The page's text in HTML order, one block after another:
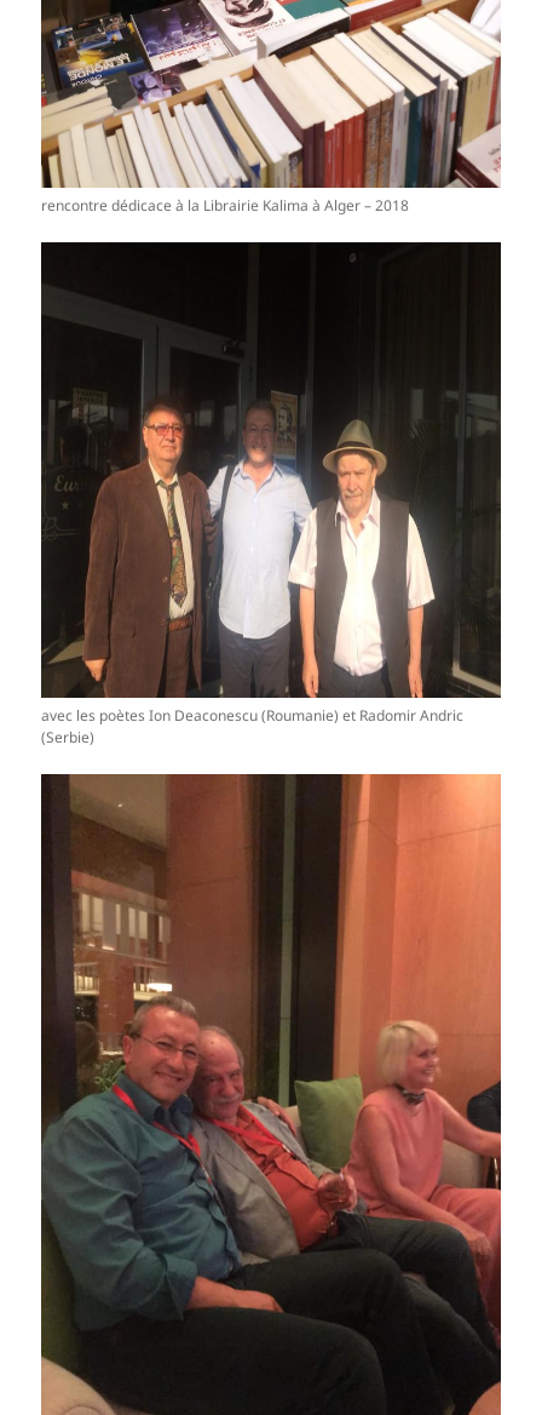
rencontre dédicace à la Librairie Kalima à Alger – 2018
avec les poètes Ion Deaconescu (Roumanie) et Radomir Andric
(Serbie)